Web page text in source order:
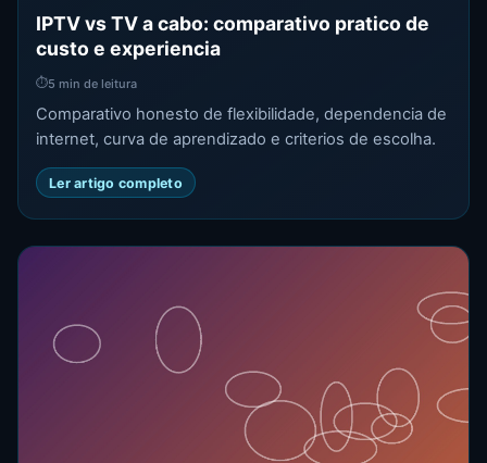
IPTV vs TV a cabo: comparativo pratico de
custo e experiencia
⏱5 min de leitura
Comparativo honesto de flexibilidade, dependencia de
internet, curva de aprendizado e criterios de escolha.
Ler artigo completo